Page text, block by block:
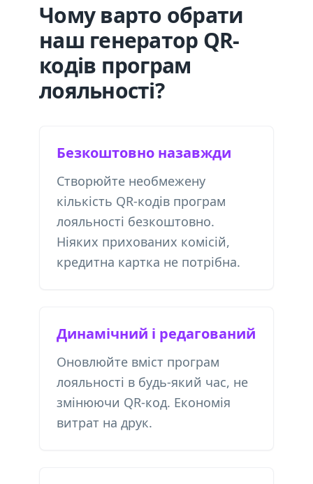
Чому варто обрати
наш генератор QR-
кодів програм
лояльності?
Безкоштовно назавжди
Створюйте необмежену
кількість QR-кодів програм
лояльності безкоштовно.
Ніяких прихованих комісій,
кредитна картка не потрібна.
Динамічний і редагований
Оновлюйте вміст програм
лояльності в будь-який час, не
змінюючи QR-код. Економія
витрат на друк.